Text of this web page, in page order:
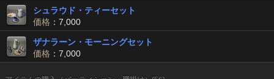
シュラウド・ティーセット
価格 ：7,000
ザナラーン・モーニングセット
価格 ：7,000